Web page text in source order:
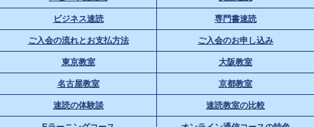
ビジネス速読 専門書速読
ご入会の流れとお支払方法 ご入会のお申し込み
東京教室 大阪教室
名古屋教室 京都教室
速読の体験談 速読教室の比較